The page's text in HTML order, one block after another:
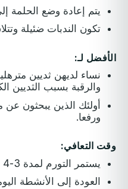
يتم إعادة وضع الحلمة
تكون الندبات ضئيلة
الأفضل لـ:
نساء لديهن ثديين
والرقبة بسبب الثديين
أولئك الذين يبحثون عن
ورفعا.
وقت التعافي:
يستمر التورم لمدة 3-4 أسابيع.
العودة إلى الأنشطة